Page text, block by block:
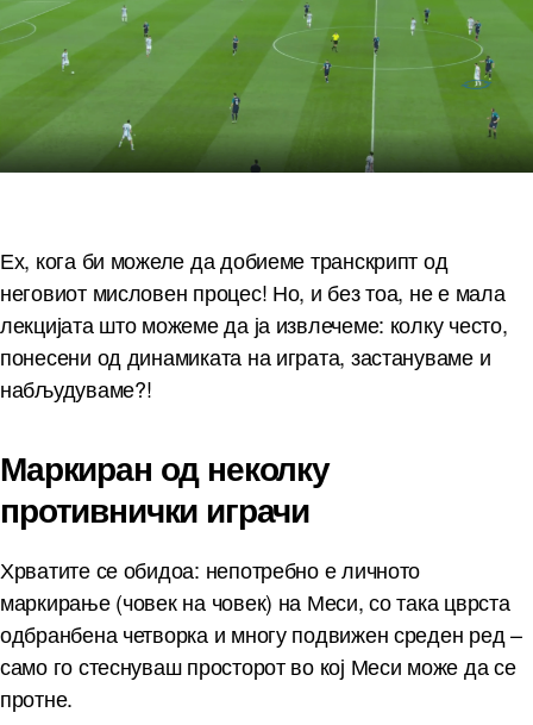
Ех, кога би можеле да добиеме транскрипт од
неговиот мисловен процес! Но, и без тоа, не е мала
лекцијата што можеме да ја извлечеме: колку често,
понесени од динамиката на играта, застануваме и
набљудуваме?!
Маркиран од неколку
противнички играчи
Хрватите се обидоа: непотребно е личното
маркирање (човек на човек) на Меси, со така цврста
одбранбена четворка и многу подвижен среден ред –
само го стеснуваш просторот во кој Меси може да се
протне.